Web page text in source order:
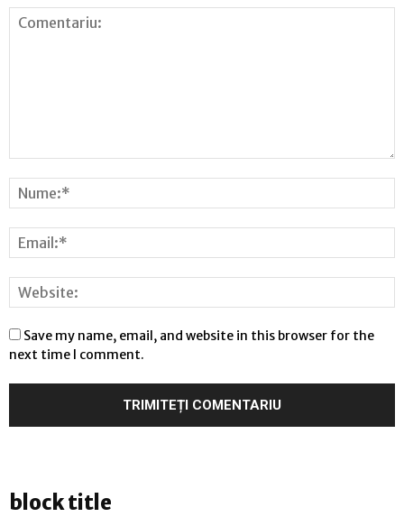
Save my name, email, and website in this browser for the
next time I comment.
block title